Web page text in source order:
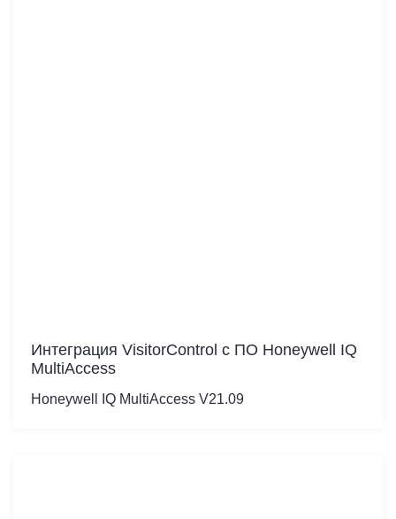
Интеграция VisitorControl c ПО Honeywell IQ
MultiAccess
Honeywell IQ MultiAccess V21.09